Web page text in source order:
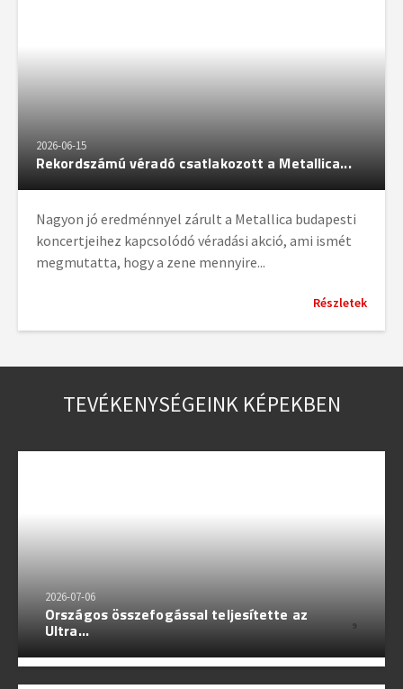
2026-06-15
Rekordszámú véradó csatlakozott a Metallica...
Nagyon jó eredménnyel zárult a Metallica budapesti
koncertjeihez kapcsolódó véradási akció, ami ismét
megmutatta, hogy a zene mennyire...
Részletek
TEVÉKENYSÉGEINK KÉPEKBEN
2026-07-06
Országos összefogással teljesítette az
Ultra... 9